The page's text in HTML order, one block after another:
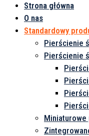
Strona główna
O nas
Standardowy
Pierścienie
Pierścienie